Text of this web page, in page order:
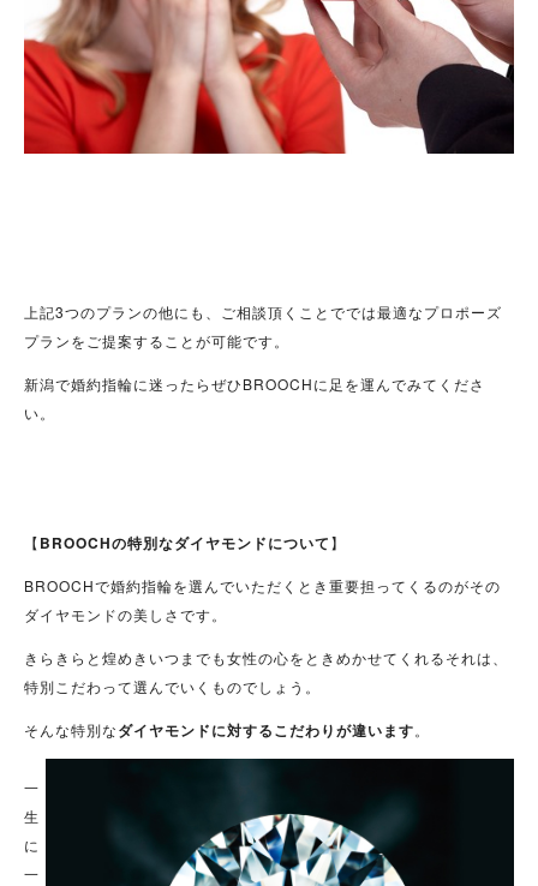
上記3つのプランの他にも、ご相談頂くことででは最適なプロポーズ
プランをご提案することが可能です。
新潟で婚約指輪に迷ったらぜひBROOCHに足を運んでみてくださ
い。
【BROOCHの特別なダイヤモンドについて】
BROOCHで婚約指輪を選んでいただくとき重要担ってくるのがその
ダイヤモンドの美しさです。
きらきらと煌めきいつまでも女性の心をときめかせてくれるそれは、
特別こだわって選んでいくものでしょう。
そんな特別なダイヤモンドに対するこだわりが違います。
一
生
に
一